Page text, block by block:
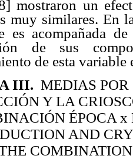
mostraron un
muy similares. En
es acompañada
de sus
de esta variable
III. MEDIAS
Y LA
ÉPOCA x
AND